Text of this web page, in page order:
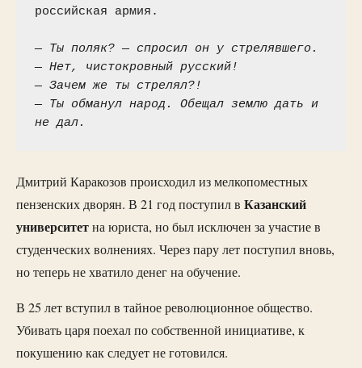
российская армия.
— Ты поляк? — спросил он у стрелявшего.
— Нет, чистокровный русский!
— Зачем же ты стрелял?!
— Ты обманул народ. Обещал землю дать и
не дал.
Дмитрий Каракозов происходил из мелкопоместных
пензенских дворян. В 21 год поступил в Казанский
университетна юриста, но был исключен за участие в
студенческих волнениях. Через пару лет поступил вновь,
но теперь не хватило денег на обучение.
В 25 лет вступил в тайное революционное общество.
Убивать царя поехал по собственной инициативе, к
покушению как следует не готовился.